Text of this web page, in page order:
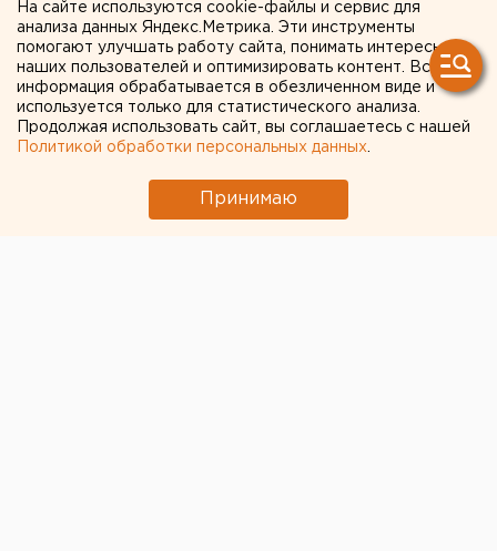
каждого своя работа. Каждый занимается своим
делом.
На сайте используются cookie-файлы и сервис для
анализа данных Яндекс.Метрика. Эти инструменты
помогают улучшать работу сайта, понимать интересы
наших пользователей и оптимизировать контент. Вся
информация обрабатывается в обезличенном виде и
используется только для статистического анализа.
Продолжая использовать сайт, вы соглашаетесь с нашей
Политикой обработки персональных данных
Принимаю